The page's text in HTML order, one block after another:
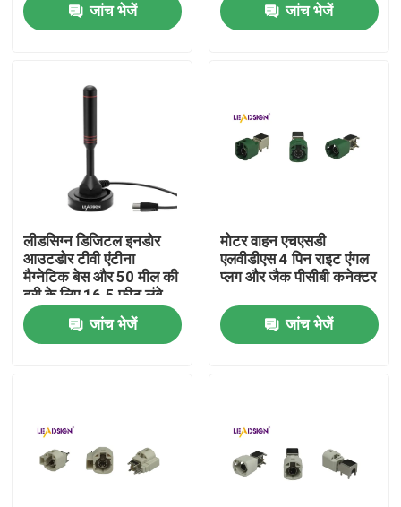
कारखाना भ्रमण
गुणवत्ता नियंत्रण
संपर्क करें
फकरा एचएसडी कनेक्टर
जांच भेजें जांच भेजें
लीडसिग्न डिजिटल इनडोर
आउटडोर टीवी एंटीना
मैग्नेटिक बेस और 50 मील की
दूरी के लिए 16.5 फीट लंबे
केबल टीवी एरियल के साथ
जांच भेजें
मोटर वाहन एचएसडी
एलवीडीएस 4 पिन राइट एंगल
प्लग और जैक पीसीबी कनेक्टर
जांच भेजें